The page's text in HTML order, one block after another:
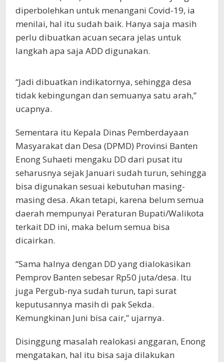
diperbolehkan untuk menangani Covid-19, ia
menilai, hal itu sudah baik. Hanya saja masih
perlu dibuatkan acuan secara jelas untuk
langkah apa saja ADD digunakan.
“Jadi dibuatkan indikatornya, sehingga desa
tidak kebingungan dan semuanya satu arah,”
ucapnya.
Sementara itu Kepala Dinas Pemberdayaan
Masyarakat dan Desa (DPMD) Provinsi Banten
Enong Suhaeti mengaku DD dari pusat itu
seharusnya sejak Januari sudah turun, sehingga
bisa digunakan sesuai kebutuhan masing-
masing desa. Akan tetapi, karena belum semua
daerah mempunyai Peraturan Bupati/Walikota
terkait DD ini, maka belum semua bisa
dicairkan.
“Sama halnya dengan DD yang dialokasikan
Pemprov Banten sebesar Rp50 juta/desa. Itu
juga Pergub-nya sudah turun, tapi surat
keputusannya masih di pak Sekda.
Kemungkinan Juni bisa cair,” ujarnya.
Disinggung masalah realokasi anggaran, Enong
mengatakan, hal itu bisa saja dilakukan